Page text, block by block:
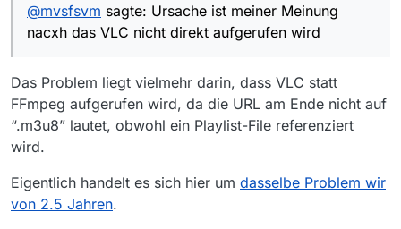
Sendungen vollständig auf der Platte aber nicht am
richtigen Ort und nicht mit dem richtigen Namen und
Da das Problem auch noch zu identischen
Dateinamen führt, werden früher geladene
Sendungen überschrieben, wobei VLC das ohne
Nachfrage tut.
Parameter beim Aufruf der Kommandozeile
(CMD.exe) mit gegeben wird. Das ist aber
enthalten sind und erhalten bleiben müssen.
@mvsfsvm sagte: Ursache ist meiner Meinung
nacxh das VLC nicht direkt aufgerufen wird
Das Problem liegt vielmehr darin, dass VLC statt
FFmpeg aufgerufen wird, da die URL am Ende nicht auf
“.m3u8” lautet, obwohl ein Playlist-File referenziert
wird.
Eigentlich handelt es sich hier um dasselbe Problem wir
von 2.5 Jahren.